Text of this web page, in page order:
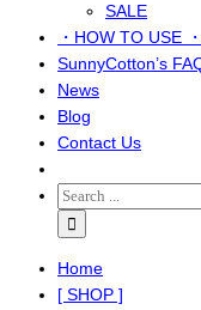
SALE
・HOW TO USE ・
SunnyCotton’s
News
Blog
Contact Us
Home
[ SHOP ]